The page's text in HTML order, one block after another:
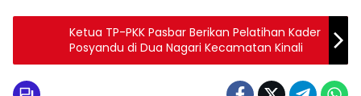
Ketua TP-PKK Pasbar Berikan Pelatihan Kader
Posyandu di Dua Nagari Kecamatan Kinali